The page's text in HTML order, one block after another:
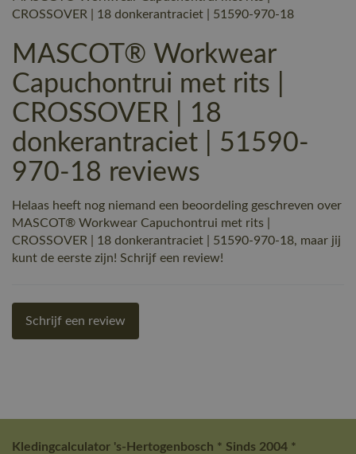
CROSSOVER | 18 donkerantraciet | 51590-970-18
MASCOT® Workwear
Capuchontrui met rits |
CROSSOVER | 18
donkerantraciet | 51590-
970-18 reviews
Helaas heeft nog niemand een beoordeling geschreven over
MASCOT® Workwear Capuchontrui met rits |
CROSSOVER | 18 donkerantraciet | 51590-970-18, maar jij
kunt de eerste zijn! Schrijf een review!
Schrijf een review
Kledingcalculator 's-Hertogenbosch * Sinds 2004 *